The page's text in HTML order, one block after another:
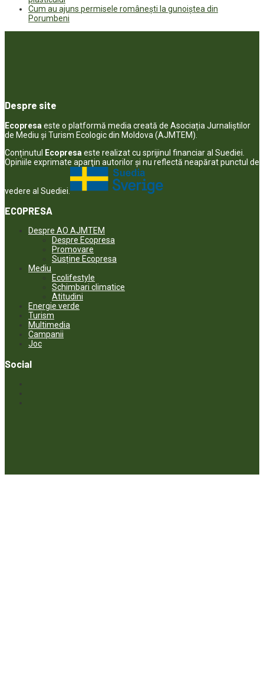
Cum au ajuns permisele românești la gunoiștea din
Porumbeni
Despre site
Ecopresa este o platformă media creată de Asociația Jurnaliștilor
de Mediu și Turism Ecologic din Moldova (AJMTEM).
Conținutul Ecopresa este realizat cu sprijinul financiar al Suediei.
Opiniile exprimate aparţin autorilor şi nu reflectă neapărat punctul de
vedere al Suediei.
ECOPRESA
Despre AO AJMTEM
Despre Ecopresa
Promovare
Susține Ecopresa
Mediu
Ecolifestyle
Schimbari climatice
Atitudini
Energie verde
Turism
Multimedia
Campanii
Joc
Social